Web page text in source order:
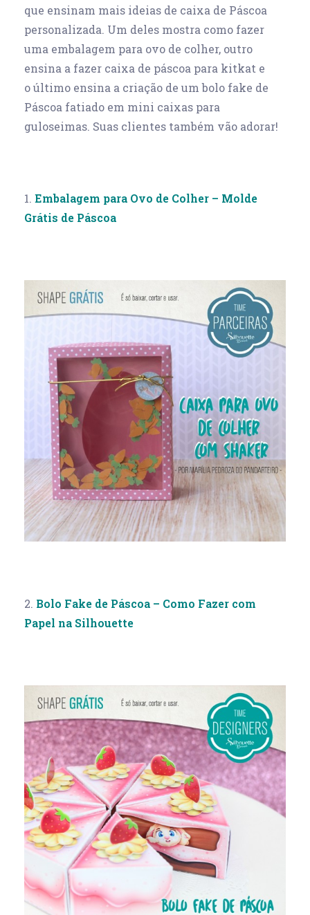
que ensinam mais ideias de caixa de Páscoa
personalizada. Um deles mostra como fazer
uma embalagem para ovo de colher, outro
ensina a fazer caixa de páscoa para kitkat e
o último ensina a criação de um bolo fake de
Páscoa fatiado em mini caixas para
guloseimas. Suas clientes também vão adorar!
1. Embalagem para Ovo de Colher – Molde
Grátis de Páscoa
2. Bolo Fake de Páscoa – Como Fazer com
Papel na Silhouette